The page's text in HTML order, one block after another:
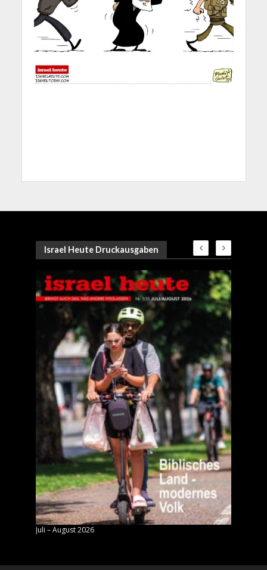
Israel Heute Druckausgaben
Juli – August 2026